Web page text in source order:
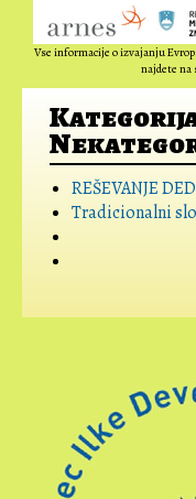
Vse informacije o izvajanju
najdete
REŠEVANJE
Tradicionalni